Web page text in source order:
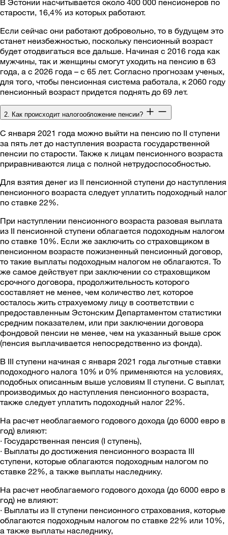
В Эстонии насчитывается около 400 000 пенсионеров по
старости, 16,4% из которых работают.
Если сейчас они работают добровольно, то в будущем это
станет неизбежностью, поскольку пенсионный возраст
будет отодвигаться все дальше. Начиная с 2016 года как
мужчины, так и женщины смогут уходить на пенсию в 63
года, а с 2026 года – с 65 лет. Согласно прогнозам ученых,
для того, чтобы пенсионная система работала, к 2060 году
пенсионный возраст придется поднять до 69 лет.
2. Как происходит налогообложение пенсии?
С января 2021 года можно выйти на пенсию по II ступени
за пять лет до наступления возраста государственной
пенсии по старости. Также к лицам пенсионного возраста
приравниваются лица с полной нетрудоспособностью.
Для взятия денег из II пенсионной ступени до наступления
пенсионного возраста следует уплатить подоходный налог
по ставке 22%.
При наступлении пенсионного возраста разовая выплата
из II пенсионной ступени облагается подоходным налогом
по ставке 10%. Если же заключить со страховщиком в
пенсионном возрасте пожизненный пенсионный договор,
то такие выплаты подоходным налогом не облагаются. То
же самое действует при заключении со страховщиком
срочного договора, продолжительность которого
составляет не менее, чем количество лет, которое
осталось жить страхуемому лицу в соответствии с
предоставленным Эстонским Департаментом статистики
средним показателем, или при заключении договора
фондовой пенсии не менее, чем на указанный выше срок
(пенсия выплачивается непосредственно из фонда).
В III ступени начиная с января 2021 года льготные ставки
подоходного налога 10% и 0% применяются на условиях,
подобных описанным выше условиям II ступени. С выплат,
производимых до наступления пенсионного возраста,
также следует уплатить подоходный налог 22%.
На расчет необлагаемого годового дохода (до 6000 евро в
год) влияют:
· Государственная пенсия (I ступень),
· Выплаты до достижения пенсионного возраста III
ступени, которые облагаются подоходным налогом по
ставке 22%, а также выплаты наследнику.
На расчет необлагаемого годового дохода (до 6000 евро в
год) не влияют:
· Выплаты из II ступени пенсионного страхования, которые
облагаются подоходным налогом по ставке 22% или 10%,
а также выплаты наследнику,